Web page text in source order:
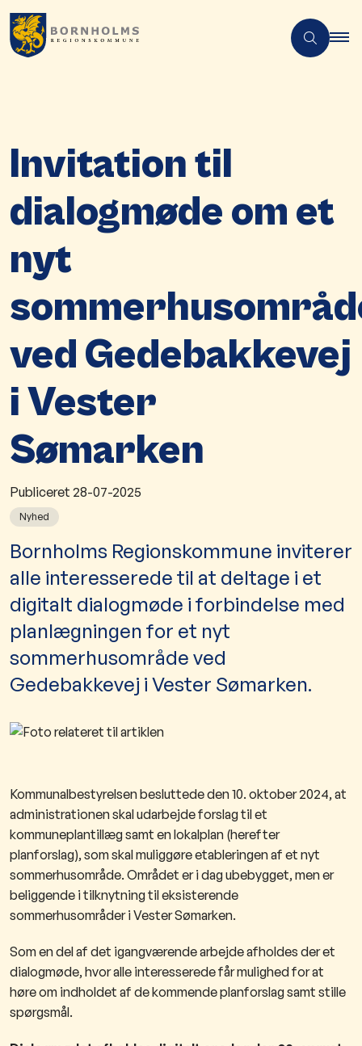
Invitation til
dialogmøde om et
nyt
ved Gedebakkevej
i Vester
Sømarken
Publiceret 28-07-2025
Nyhed
​Bornholms Regionskommune inviterer
alle interesserede til at deltage i et
digitalt dialogmøde i forbindelse med
planlægningen for et nyt
sommerhusområde ved
Gedebakkevej i Vester Sømarken.
Kommunalbestyrelsen besluttede den 10. oktober 2024, at
administrationen skal udarbejde forslag til et
kommuneplantillæg samt en lokalplan (herefter
planforslag), som skal muliggøre etableringen af et nyt
sommerhusområde. Området er i dag ubebygget, men er
beliggende i tilknytning til eksisterende
sommerhusområder i Vester Sømarken.
Som en del af det igangværende arbejde afholdes der et
dialogmøde, hvor alle interesserede får mulighed for at
høre om indholdet af de kommende planforslag samt stille
spørgsmål.